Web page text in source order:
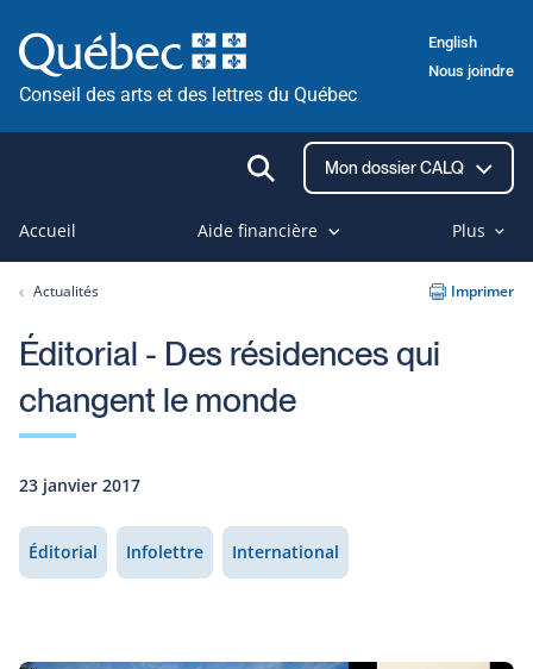
au
contenu
Conseil des arts et des lettres du Québec
English
Nous joindre
Ouvrir
la
recherche
Mon dossier CALQ
Accueil Aide financière Plus
Actualités Imprimer
Éditorial - Des résidences qui
changent le monde
23 janvier 2017
Éditorial Infolettre International